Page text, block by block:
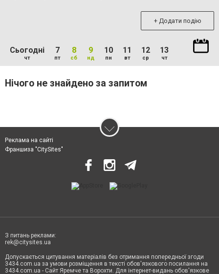
+ Додати подію
Сьогодні
чт
7
пт
8
сб
9
нд
10
пн
11
вт
12
ср
13
чт
Нічого не знайдено за запитом
Реклама на сайті
Франшиза "CitySites"
З питань реклами:
rek@citysites.ua
Допускається цитування матеріалів без отримання попередньої згоди
3434.com.ua за умови розміщення в тексті обов'язкового посилання на
3434.com.ua - Сайт Яремче та Ворохти. Для інтернет-видань обов'язкове